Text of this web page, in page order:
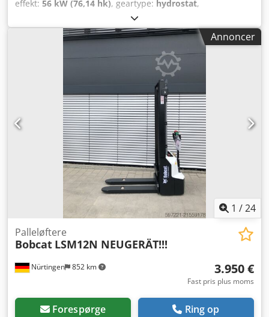
effekt: 56 kW (76,14 hk), geartype: hydrostat,
, løftekapacitet:
Produktionsår:2008, driftstimer:4.871 h, Udstyr:kabine,
, Teleskoplæsser BOBCAT T2250 Årgang 2008
Ifølge tæller: 4.871 timer Crjdpfx Aszr En Isg Tsf 2,2 tons
løftekapacitet 5 meters løftehøjde 56 kW 2-trins
hydrostatisk transmission Kun 198 cm byggehøjde Kun 190
cm byggebredde - Inkl. gaffel - Mekanisk hurtigskift - Ekstra
hydraulikkreds til gaffelholder - Firehjulstræk - 3
styreindstillinger - Joystick-betjening - Bakkamera - Kabine
med varme - Lysanlæg med blinklys - Klar til brug med det
samme - Gode dæk - Inkl. godkendelse til brug på offentlig
vej (Holland) Salgspris: 21.900,- netto Mulighed for billig
levering! Mod et tillæg kan den også leveres med en ny
skovl eller en ny arbejdsplatform!
Annoncer
1 /24
Nürtingen 852 km
Palleløftere
Bobcat LSM12N NEUGERÄT!!!
3.950 €
Fast pris plus moms
Forespørge Ring op